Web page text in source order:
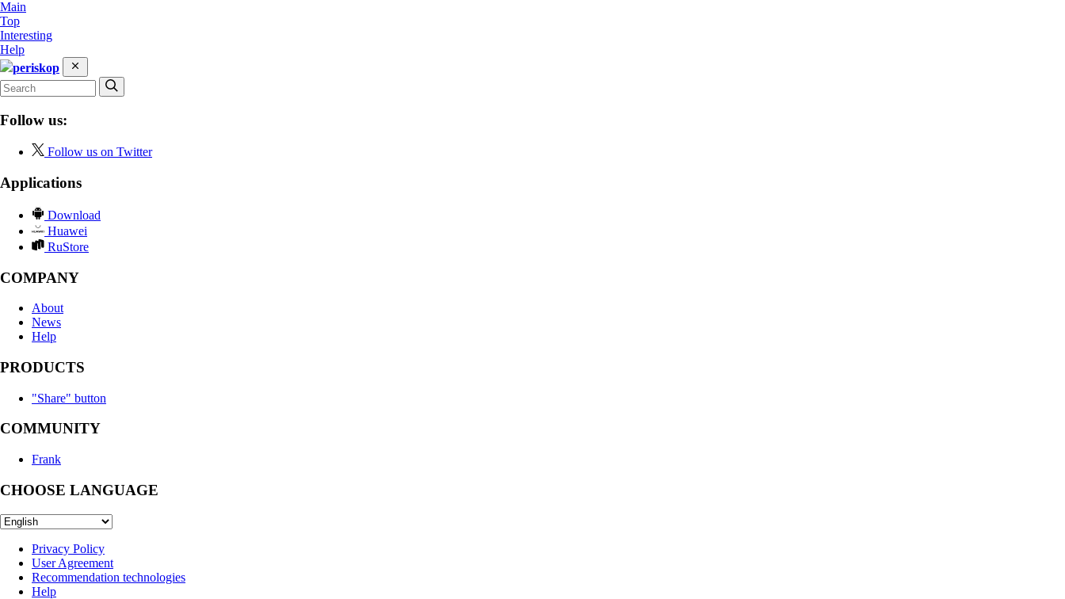
Main
Top
Interesting
Help
periskop
Follow us:
Follow us on Twitter
Applications
Download
Huawei
RuStore
COMPANY
About
News
Help
PRODUCTS
"Share" button
COMMUNITY
Frank
CHOOSE LANGUAGE
Privacy Policy
User Agreement
Recommendation technologies
Help